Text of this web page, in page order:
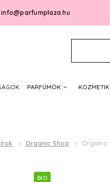
info@parfumplaza.hu
PARFÜMÖK
Organic Shop
Organic
BIO